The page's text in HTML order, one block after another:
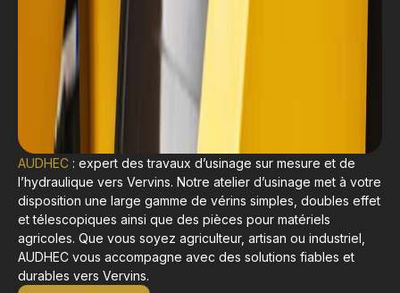
AUDHEC : expert des travaux d’usinage sur mesure et de
l’hydraulique vers Vervins. Notre atelier d’usinage met à votre
disposition une large gamme de vérins simples, doubles effet
et télescopiques ainsi que des pièces pour matériels
agricoles. Que vous soyez agriculteur, artisan ou industriel,
AUDHEC vous accompagne avec des solutions fiables et
durables vers Vervins.